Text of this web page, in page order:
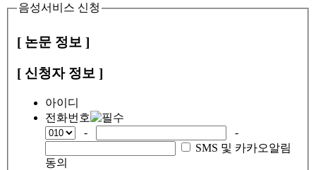
음성서비스 신청
[ 논문 정보 ]
[ 신청자 정보 ]
아이디
전화번호
-
-
SMS 및 카카오알림
동의